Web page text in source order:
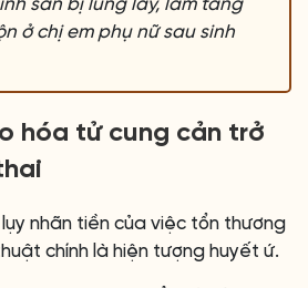
sản bị lung lay, làm tăng
ở chị em phụ nữ sau sinh
hóa tử cung cản trở
nhãn tiền của việc tổn thương
chính là hiện tượng huyết ứ.